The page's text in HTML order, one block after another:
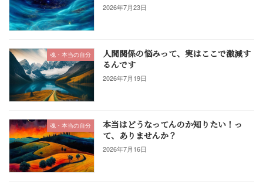
2026年7月23日
魂・本当の自分
人間関係の悩みって、実はここで激減す
るんです
2026年7月19日
魂・本当の自分
本当はどうなってんのか知りたい！っ
て、ありませんか？
2026年7月16日